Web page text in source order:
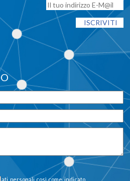
personali così come indicato